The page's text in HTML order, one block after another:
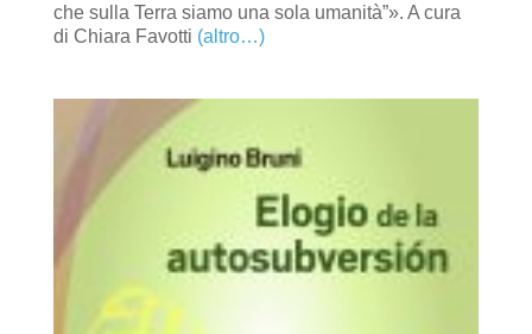
che sulla Terra siamo una sola umanità”». A cura
di Chiara Favotti (altro…)